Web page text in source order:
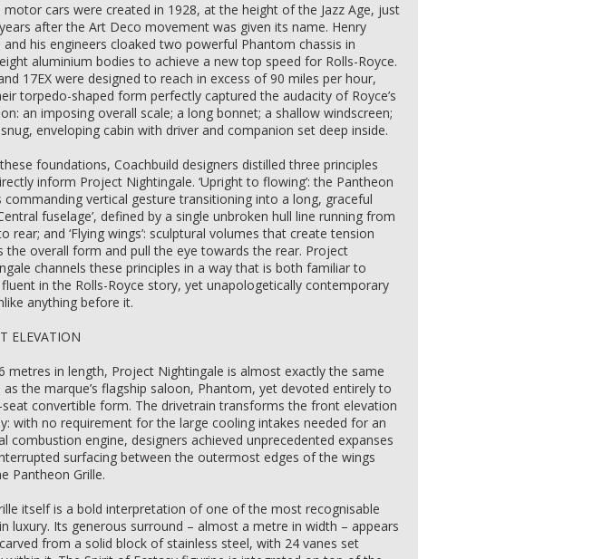
motor cars were created in 1928, at the height of the Jazz Age, just
after the Art Deco movement was given its name. Henry
and his engineers cloaked two powerful Phantom chassis in
aluminium bodies to achieve a new top speed for Rolls-Royce.
17EX were designed to reach in excess of 90 miles per hour,
torpedo-shaped form perfectly captured the audacity of Royce’s
an imposing overall scale; a long bonnet; a shallow windscreen;
enveloping cabin with driver and companion set deep inside.
foundations, Coachbuild designers distilled three principles
inform Project Nightingale. ‘Upright to flowing’: the Pantheon
commanding vertical gesture transitioning into a long, graceful
fuselage’, defined by a single unbroken hull line running from
rear; and ‘Flying wings’: sculptural volumes that create tension
the overall form and pull the eye towards the rear. Project
channels these principles in a way that is both familiar to
in the Rolls-Royce story, yet unapologetically contemporary
anything before it.
ELEVATION
metres in length, Project Nightingale is almost exactly the same
as the marque’s flagship saloon, Phantom, yet devoted entirely to
convertible form. The drivetrain transforms the front elevation
with no requirement for the large cooling intakes needed for an
combustion engine, designers achieved unprecedented expanses
surfacing between the outermost edges of the wings
Pantheon Grille.
itself is a bold interpretation of one of the most recognisable
luxury. Its generous surround – almost a metre in width – appears
from a solid block of stainless steel, with 24 vanes set